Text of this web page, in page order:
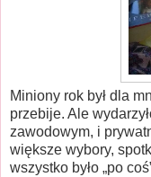
Miniony rok był dla
przebije. Ale
zawodowym, i
większe wybory,
wszystko było „po